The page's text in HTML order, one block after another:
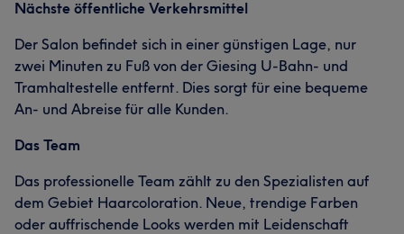
Nächste öffentliche Verkehrsmittel
Der Salon befindet sich in einer günstigen Lage, nur
zwei Minuten zu Fuß von der Giesing U-Bahn- und
Tramhaltestelle entfernt. Dies sorgt für eine bequeme
An- und Abreise für alle Kunden.
Das Team
Das professionelle Team zählt zu den Spezialisten auf
dem Gebiet Haarcoloration. Neue, trendige Farben
oder auffrischende Looks werden mit Leidenschaft